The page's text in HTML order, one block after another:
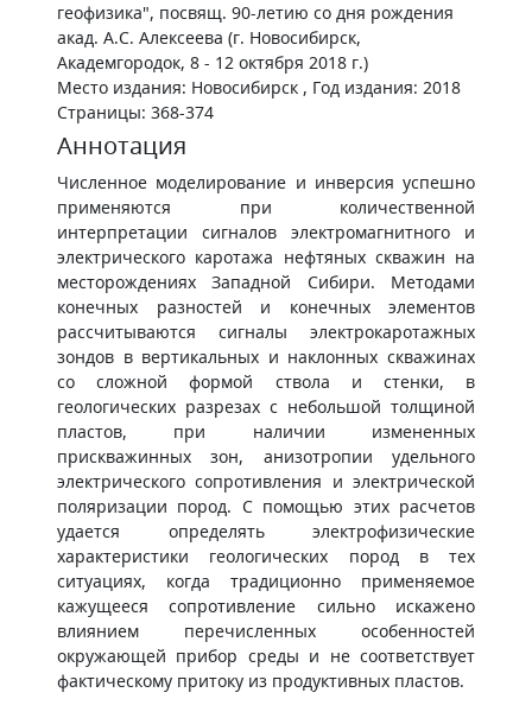
геофизика", посвящ. 90-летию со дня рождения
акад. А.С. Алексеева (г. Новосибирск,
Академгородок, 8 - 12 октября 2018 г.)
Место издания: Новосибирск , Год издания: 2018
Страницы: 368-374
Аннотация
Численное моделирование и инверсия успешно
применяются при количественной
интерпретации сигналов электромагнитного и
электрического каротажа нефтяных скважин на
месторождениях Западной Сибири. Методами
конечных разностей и конечных элементов
рассчитываются сигналы электрокаротажных
зондов в вертикальных и наклонных скважинах
со сложной формой ствола и стенки, в
геологических разрезах с небольшой толщиной
пластов, при наличии измененных
прискважинных зон, анизотропии удельного
электрического сопротивления и электрической
поляризации пород. С помощью этих расчетов
удается определять электрофизические
характеристики геологических пород в тех
ситуациях, когда традиционно применяемое
кажущееся сопротивление сильно искажено
влиянием перечисленных особенностей
окружающей прибор среды и не соответствует
фактическому притоку из продуктивных пластов.